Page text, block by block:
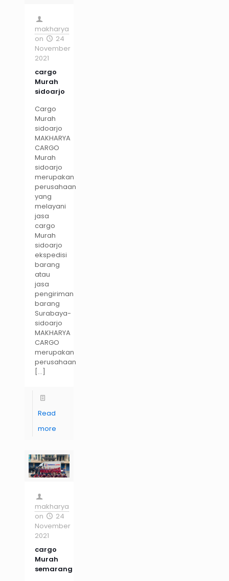
makharya
on
24
November
2021
cargo
Murah
sidoarjo
Cargo
Murah
sidoarjo
MAKHARYA
CARGO
Murah
sidoarjo
merupakan
perusahaan
yang
melayani
jasa
cargo
Murah
sidoarjo
ekspedisi
barang
atau
jasa
pengiriman
barang
Surabaya-
sidoarjo
MAKHARYA
CARGO
merupakan
perusahaan
[…]
Read
more
makharya
on
24
November
2021
cargo
Murah
semarang